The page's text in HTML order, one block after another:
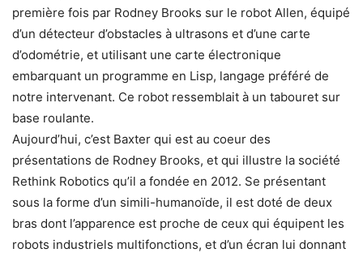
première fois par Rodney Brooks sur le robot Allen, équipé
d’un détecteur d’obstacles à ultrasons et d’une carte
d’odométrie, et utilisant une carte électronique
embarquant un programme en Lisp, langage préféré de
notre intervenant. Ce robot ressemblait à un tabouret sur
base roulante.
Aujourd’hui, c’est Baxter qui est au coeur des
présentations de Rodney Brooks, et qui illustre la société
Rethink Robotics qu’il a fondée en 2012. Se présentant
sous la forme d’un simili-humanoïde, il est doté de deux
bras dont l’apparence est proche de ceux qui équipent les
robots industriels multifonctions, et d’un écran lui donnant